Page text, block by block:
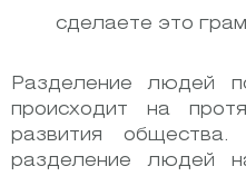
сделаете это
Разделение людей
происходит на
развития
разделение людей